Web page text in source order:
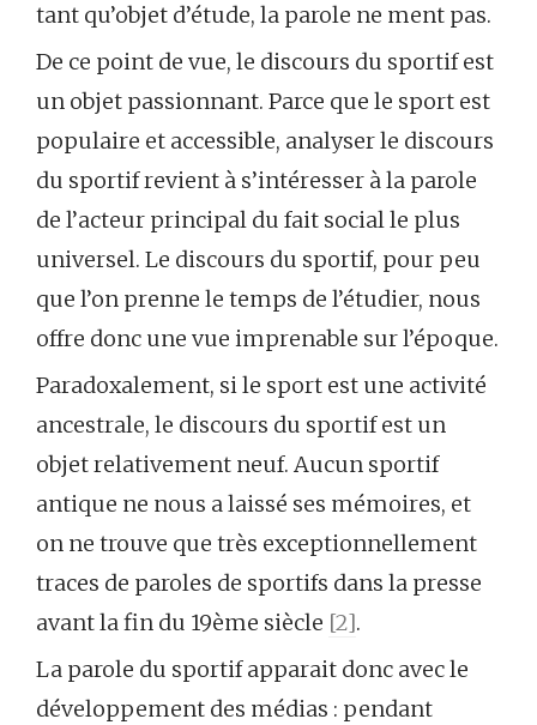
tant qu’objet d’étude, la parole ne ment pas.
De ce point de vue, le discours du sportif est
un objet passionnant. Parce que le sport est
populaire et accessible, analyser le discours
du sportif revient à s’intéresser à la parole
de l’acteur principal du fait social le plus
universel. Le discours du sportif, pour peu
que l’on prenne le temps de l’étudier, nous
offre donc une vue imprenable sur l’époque.
Paradoxalement, si le sport est une activité
ancestrale, le discours du sportif est un
objet relativement neuf. Aucun sportif
antique ne nous a laissé ses mémoires, et
on ne trouve que très exceptionnellement
traces de paroles de sportifs dans la presse
avant la fin du 19ème siècle [2].
La parole du sportif apparait donc avec le
développement des médias : pendant